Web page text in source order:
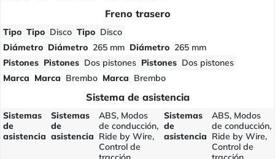
Freno trasero
Tipo Tipo Disco Tipo Disco
Diámetro Diámetro 265 mm Diámetro 265 mm
Pistones Pistones Dos pistones Pistones Dos pistones
Marca Marca Brembo Marca Brembo
Sistema de asistencia
Sistemas
de
asistencia
Sistemas
de
asistencia
ABS, Modos
de conducción,
Ride by Wire,
Control de
Sistemas
de
asistencia
ABS, Modos
de conducción,
Ride by Wire,
Control de